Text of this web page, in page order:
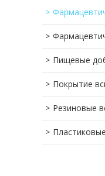
Фармацевтические
Пищевые
Покрытие
Резиновые
Пластиковые